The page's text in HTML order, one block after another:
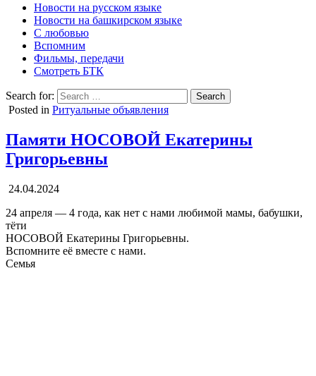
Новости на русском языке
Новости на башкирском языке
С любовью
Вспомним
Фильмы, передачи
Смотреть БТК
Search for:
Posted in Ритуальные объявления
Памяти НОСОВОЙ Екатерины
Григорьевны
24.04.2024
24 апреля — 4 года, как нет с нами любимой мамы, бабушки,
тёти
НОСОВОЙ Екатерины Григорьевны.
Вспомните её вместе с нами.
Семья